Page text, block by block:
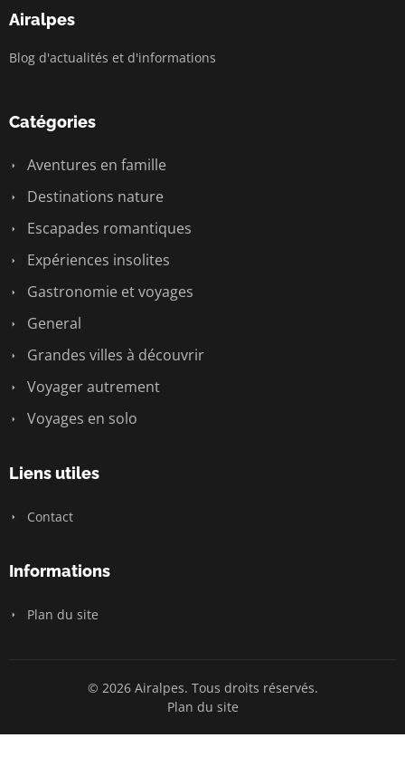
Airalpes
Blog d'actualités et d'informations
Catégories
Aventures en famille
Destinations nature
Escapades romantiques
Expériences insolites
Gastronomie et voyages
General
Grandes villes à découvrir
Voyager autrement
Voyages en solo
Liens utiles
Contact
Informations
Plan du site
© 2026 Airalpes. Tous droits réservés.
Plan du site